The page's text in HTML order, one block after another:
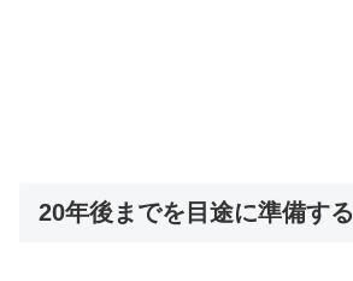
20年後までを目途に準備する